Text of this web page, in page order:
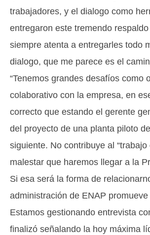
trabajadores, y el dialogo como
entregaron este tremendo
siempre atenta a entregarles todo
dialogo, que me parece es el
“Tenemos grandes desafíos
colaborativo con la empresa, en
correcto que estando el gerente
del proyecto de una planta piloto
siguiente. No contribuye al
malestar que haremos llegar a la
Si esa será la forma de
administración de ENAP
Estamos gestionando entrevista
finalizó señalando la hoy máxima